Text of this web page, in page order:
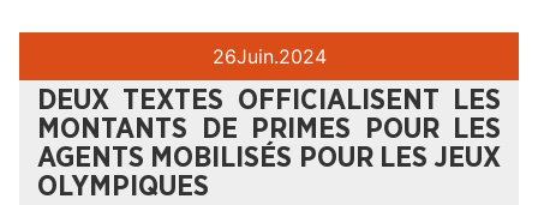
26Juin.2024
DEUX TEXTES OFFICIALISENT LES
MONTANTS DE PRIMES POUR LES
AGENTS MOBILISÉS POUR LES JEUX
OLYMPIQUES